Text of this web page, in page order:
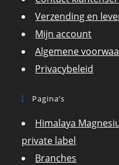
Verzending en
Mijn account
Algemene
Privacybeleid
Pagina’s
Himalaya
private label
Branches